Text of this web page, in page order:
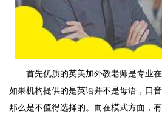
首先优质的英美加外教老师是专业在
如果机构提供的是英语并不是母语，口
那么是不值得选择的。而在模式方面，